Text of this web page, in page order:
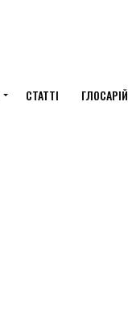
СТАТТІ ГЛОСАРІЙ